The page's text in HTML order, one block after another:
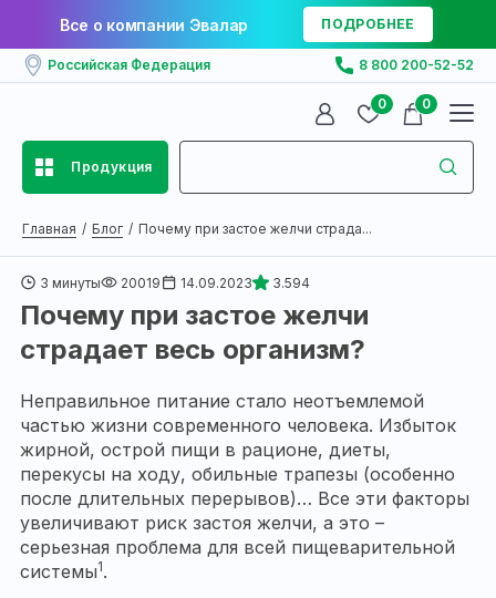
Все о компании Эвалар ПОДРОБНЕЕ
Российская Федерация 8 800 200-52-52
0 0
Продукция
Главная Блог Почему при застое желчи страда...
3 минуты 20019 14.09.2023 3.594
Почему при застое желчи
страдает весь организм?
Неправильное питание стало неотъемлемой
частью жизни современного человека. Избыток
жирной, острой пищи в рационе, диеты,
перекусы на ходу, обильные трапезы (особенно
после длительных перерывов)… Все эти факторы
увеличивают риск застоя желчи, а это –
серьезная проблема для всей пищеварительной
системы1.